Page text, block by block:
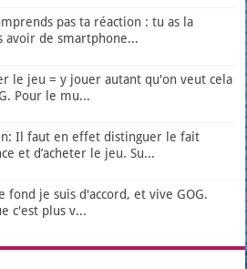
pas ta réaction : tu as la
avoir de smartphone...
le jeu = y jouer autant qu'on veut cela
Pour le mu...
Il faut en effet distinguer le fait
et d’acheter le jeu. Su...
fond je suis d'accord, et vive GOG.
c'est plus v...